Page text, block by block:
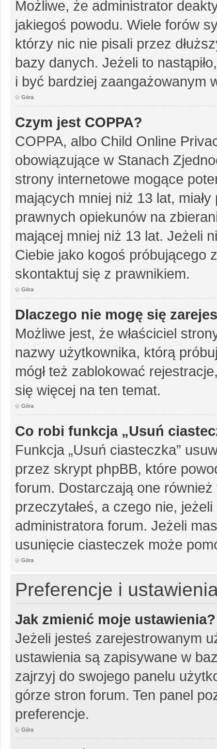
Możliwe, że administrator
jakiegoś powodu. Wiele forów
którzy nic nie pisali przez
bazy danych. Jeżeli to
i być bardziej zaangażowanym
Góra
Czym jest COPPA?
COPPA, albo Child Online
obowiązujące w Stanach
strony internetowe mogące
mających mniej niż 13 lat,
prawnych opiekunów na
mającej mniej niż 13 lat. Jeżeli
Ciebie jako kogoś próbującego
skontaktuj się z prawnikiem.
Góra
Dlaczego nie mogę się
Możliwe jest, że właściciel
nazwy użytkownika, którą
mógł też zablokować
się więcej na ten temat.
Góra
Co robi funkcja „Usuń
Funkcja „Usuń ciasteczka”
przez skrypt phpBB, które
forum. Dostarczają one
przeczytałeś, a czego nie,
administratora forum. Jeżeli
usunięcie ciasteczek może
Góra
Preferencje i
Jak zmienić moje ustawienia?
Jeżeli jesteś zarejestrowanym
ustawienia są zapisywane w
zajrzyj do swojego panelu
górze stron forum. Ten panel
preferencje.
Góra